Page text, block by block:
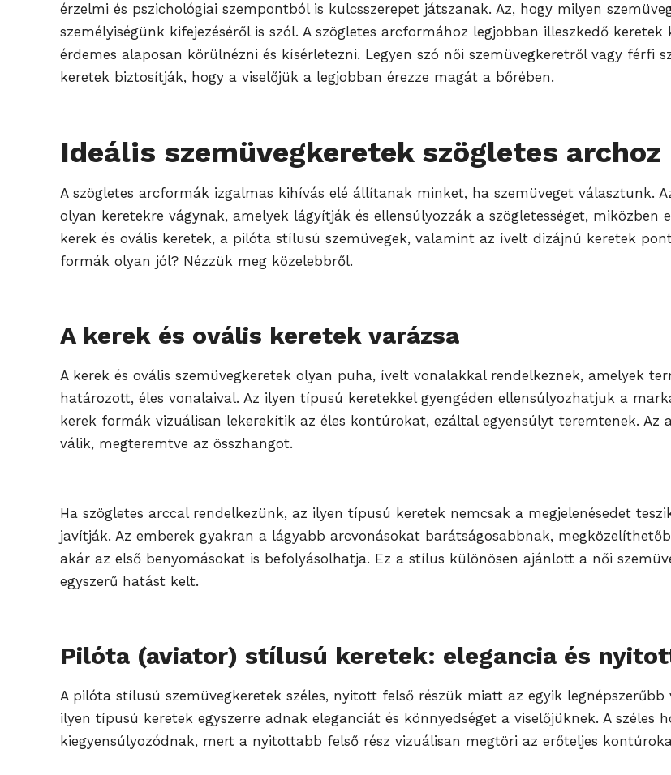
érzelmi és pszichológiai szempontból is kulcsszerepet játszanak. Az, hogy milyen
személyiségünk kifejezéséről is szól. A szögletes arcformához legjobban illeszkedő
érdemes alaposan körülnézni és kísérletezni. Legyen szó női szemüvegkeretről vagy férfi
keretek biztosítják, hogy a viselőjük a legjobban érezze magát a bőrében.
Ideális szemüvegkeretek szögletes archoz
A szögletes arcformák izgalmas kihívás elé állítanak minket, ha szemüveget választunk.
olyan keretekre vágynak, amelyek lágyítják és ellensúlyozzák a szögletességet, miközben
kerek és ovális keretek, a pilóta stílusú szemüvegek, valamint az ívelt dizájnú keretek
formák olyan jól? Nézzük meg közelebbről.
A kerek és ovális keretek varázsa
A kerek és ovális szemüvegkeretek olyan puha, ívelt vonalakkal rendelkeznek, amelyek
határozott, éles vonalaival. Az ilyen típusú keretekkel gyengéden ellensúlyozhatjuk a
kerek formák vizuálisan lekerekítik az éles kontúrokat, ezáltal egyensúlyt teremtenek. Az
válik, megteremtve az összhangot.
Ha szögletes arccal rendelkezünk, az ilyen típusú keretek nemcsak a megjelenésedet
javítják. Az emberek gyakran a lágyabb arcvonásokat barátságosabbnak,
akár az első benyomásokat is befolyásolhatja. Ez a stílus különösen ajánlott a női
egyszerű hatást kelt.
Pilóta (aviator) stílusú keretek: elegancia és
A pilóta stílusú szemüvegkeretek széles, nyitott felső részük miatt az egyik
ilyen típusú keretek egyszerre adnak eleganciát és könnyedséget a viselőjüknek. A széles
kiegyensúlyozódnak, mert a nyitottabb felső rész vizuálisan megtöri az erőteljes